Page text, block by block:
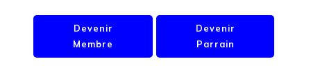
Devenir
Membre
Devenir
Parrain